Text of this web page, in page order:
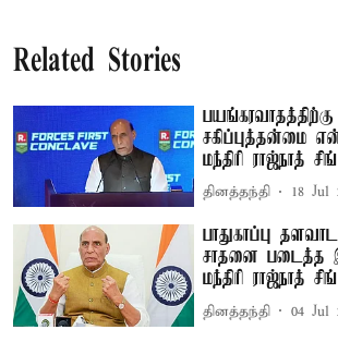
Related Stories
சகிப்புத்தன்மை
மந்திரி ராஜ்நாத்
தினத்தந்தி 18 Jul
பாதுகாப்பு
சாதனை படைத்த
மந்திரி ராஜ்நாத் சிங்
தினத்தந்தி 04 Jul